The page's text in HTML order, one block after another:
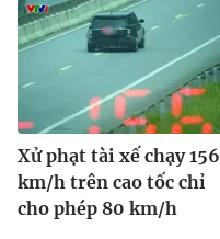
Xử phạt tài xế chạy 156
km/h trên cao tốc chỉ
cho phép 80 km/h